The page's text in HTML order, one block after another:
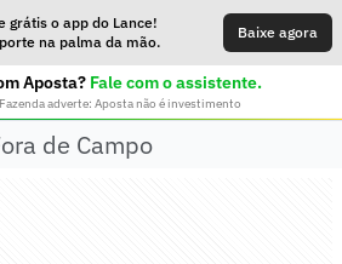
grátis o app do Lance!
na palma da mão.
Baixe agora
Aposta? Fale com o assistente.
adverte: Aposta não é investimento
de Campo